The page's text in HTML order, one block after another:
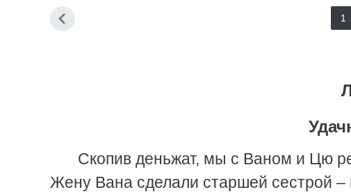
1
Скопив деньжат, мы с Ваном и Цю
Жену Вана сделали старшей сестрой –